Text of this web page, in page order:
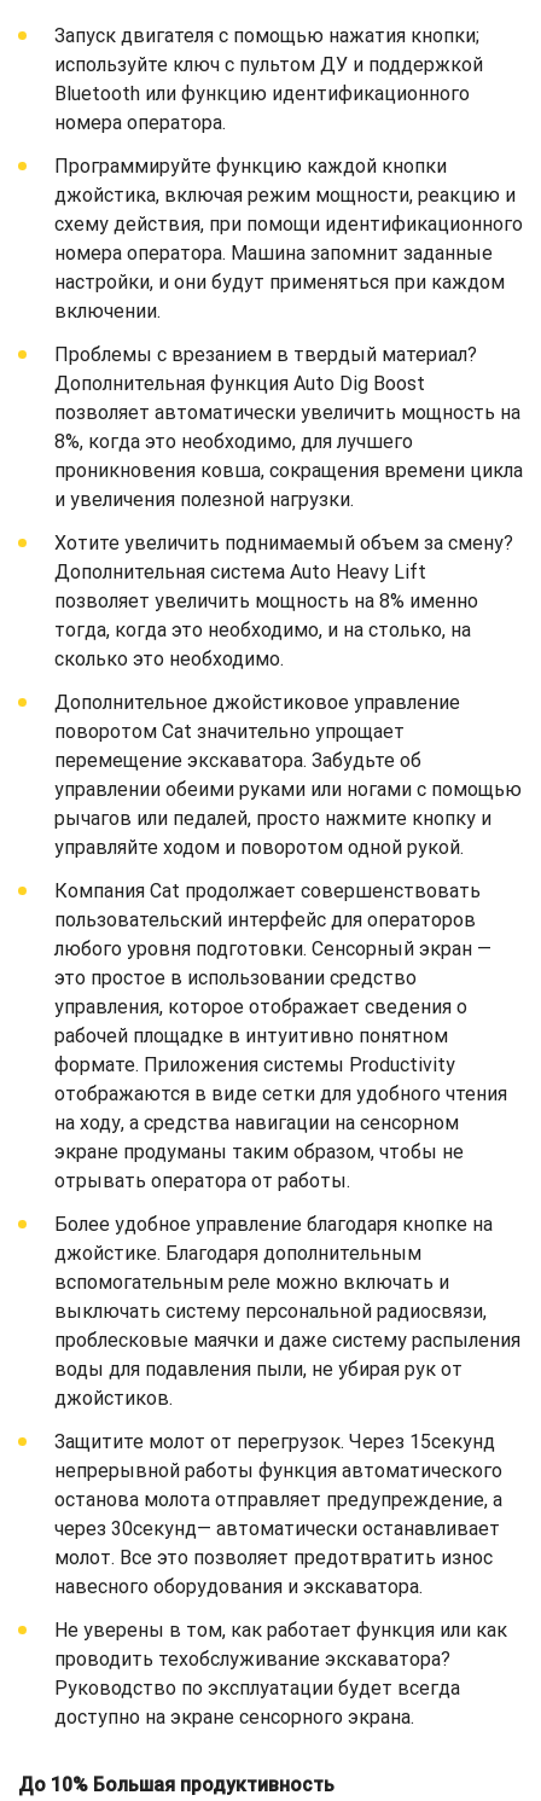
Запуск двигателя с помощью нажатия кнопки;
используйте ключ с пультом ДУ и поддержкой
Bluetooth или функцию идентификационного
номера оператора.
Программируйте функцию каждой кнопки
джойстика, включая режим мощности, реакцию и
схему действия, при помощи идентификационного
номера оператора. Машина запомнит заданные
настройки, и они будут применяться при каждом
включении.
Проблемы с врезанием в твердый материал?
Дополнительная функция Auto Dig Boost
позволяет автоматически увеличить мощность на
8%, когда это необходимо, для лучшего
проникновения ковша, сокращения времени цикла
и увеличения полезной нагрузки.
Хотите увеличить поднимаемый объем за смену?
Дополнительная система Auto Heavy Lift
позволяет увеличить мощность на 8% именно
тогда, когда это необходимо, и на столько, на
сколько это необходимо.
Дополнительное джойстиковое управление
поворотом Cat значительно упрощает
перемещение экскаватора. Забудьте об
управлении обеими руками или ногами с помощью
рычагов или педалей, просто нажмите кнопку и
управляйте ходом и поворотом одной рукой.
Компания Cat продолжает совершенствовать
пользовательский интерфейс для операторов
любого уровня подготовки. Сенсорный экран —
это простое в использовании средство
управления, которое отображает сведения о
рабочей площадке в интуитивно понятном
формате. Приложения системы Productivity
отображаются в виде сетки для удобного чтения
на ходу, а средства навигации на сенсорном
экране продуманы таким образом, чтобы не
отрывать оператора от работы.
Более удобное управление благодаря кнопке на
джойстике. Благодаря дополнительным
вспомогательным реле можно включать и
выключать систему персональной радиосвязи,
проблесковые маячки и даже систему распыления
воды для подавления пыли, не убирая рук от
джойстиков.
Защитите молот от перегрузок. Через 15секунд
непрерывной работы функция автоматического
останова молота отправляет предупреждение, а
через 30секунд— автоматически останавливает
молот. Все это позволяет предотвратить износ
навесного оборудования и экскаватора.
Не уверены в том, как работает функция или как
проводить техобслуживание экскаватора?
Руководство по эксплуатации будет всегда
доступно на экране сенсорного экрана.
До 10% Большая продуктивность